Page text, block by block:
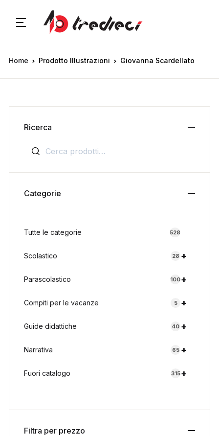
Home Prodotto Illustrazioni Giovanna Scardellato
Ricerca
Cerca:
Categorie
Tutte le categorie 528
+
Scolastico 28
+
Parascolastico 100
+
Compiti per le vacanze 5
+
Guide didattiche 40
+
Narrativa 65
+
Fuori catalogo 315
Filtra per prezzo